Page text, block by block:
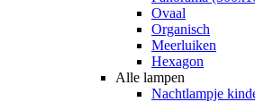
Ovaal
Organisch
Meerluiken
Hexagon
Alle lampen
Nachtlampje